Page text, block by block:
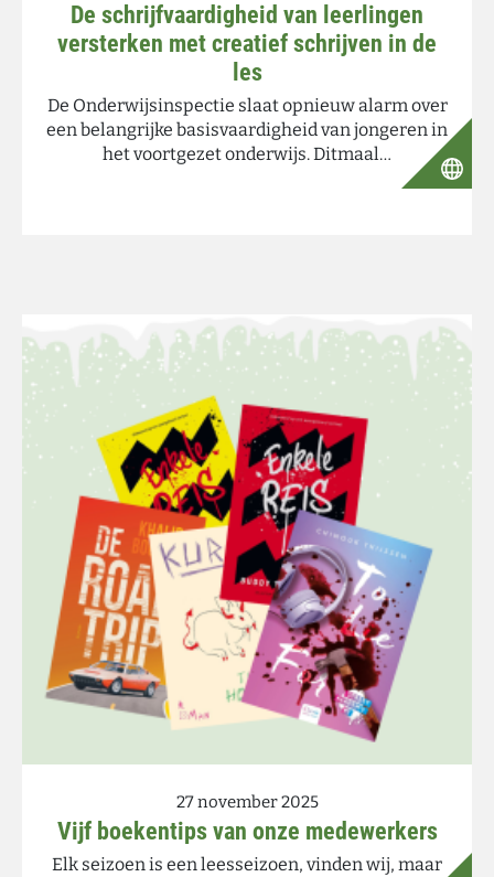
De schrijfvaardigheid van leerlingen
versterken met creatief schrijven in de
les
De Onderwijsinspectie slaat opnieuw alarm over
een belangrijke basisvaardigheid van jongeren in
het voortgezet onderwijs. Ditmaal…
27 november 2025
Vijf boekentips van onze medewerkers
Elk seizoen is een leesseizoen, vinden wij, maar